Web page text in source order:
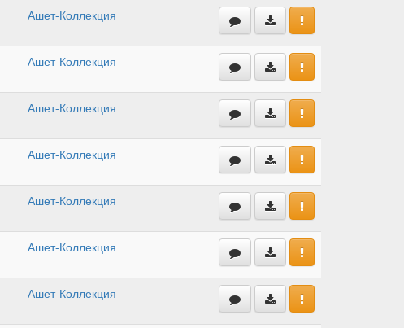
Ашет-Коллекция
Ашет-Коллекция
Ашет-Коллекция
Ашет-Коллекция
Ашет-Коллекция
Ашет-Коллекция
Ашет-Коллекция